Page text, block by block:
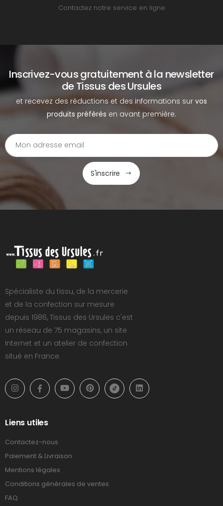
Contactez notre service en ligne
Inscrivez-vous gratuitement à la newsletter
de Tissus des Ursules
et recevez des réductions et des informations sur vos
produits préférés en avant première.
S'inscrire
Spécialiste du tissu, de la mercerie
et de la confection sur mesure
depuis 1986, Tissus des Ursules c'est
un réseau de 75 magasins, un site
Internet et un atelier de confection
situé en France.
Liens utiles
Contactez-nous
Paiement & Livraison
Mentions légales
Conditions générales de ventes
FAQ